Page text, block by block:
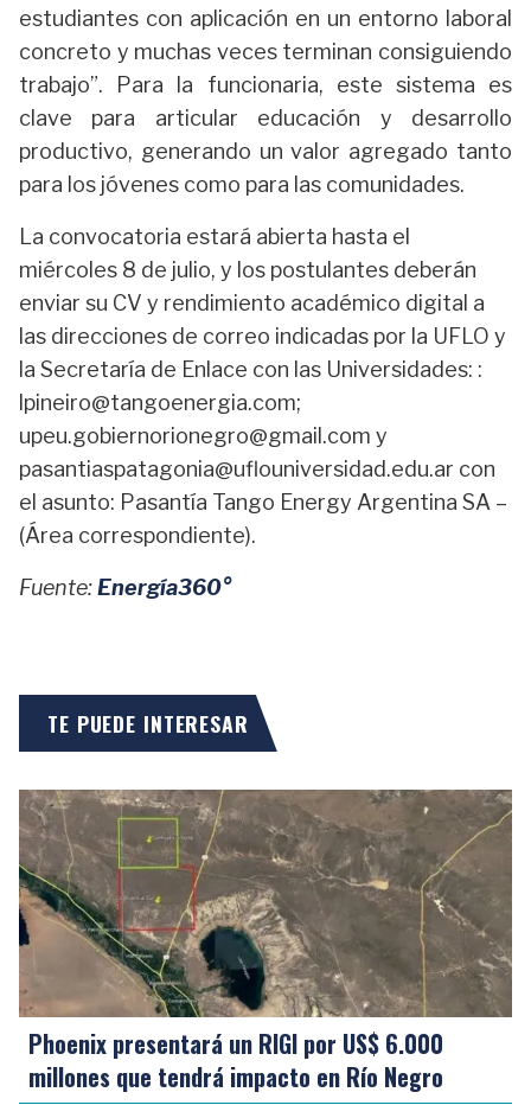
estudiantes con aplicación en un entorno laboral
concreto y muchas veces terminan consiguiendo
trabajo”. Para la funcionaria, este sistema es
clave para articular educación y desarrollo
productivo, generando un valor agregado tanto
para los jóvenes como para las comunidades.
La convocatoria estará abierta hasta el
miércoles 8 de julio, y los postulantes deberán
enviar su CV y rendimiento académico digital a
las direcciones de correo indicadas por la UFLO y
la Secretaría de Enlace con las Universidades: :
lpineiro@tangoenergia.com;
upeu.gobiernorionegro@gmail.com y
pasantiaspatagonia@uflouniversidad.edu.ar con
el asunto: Pasantía Tango Energy Argentina SA –
(Área correspondiente).
Fuente:Energía360°
TE PUEDE INTERESAR
Phoenix presentará un RIGI por US$ 6.000
millones que tendrá impacto en Río Negro